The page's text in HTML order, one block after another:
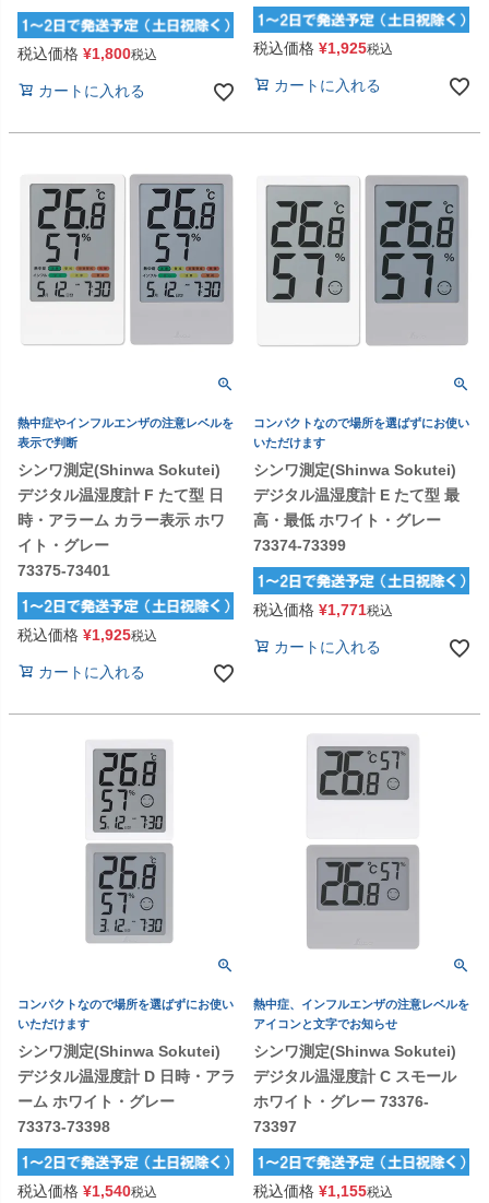
税込価格 ¥1,800税込
カートに入れる
税込価格 ¥1,925税込
カートに入れる
熱中症やインフルエンザの注意レベルを
表示で判断
シンワ測定(Shinwa Sokutei)
デジタル温湿度計 F たて型 日
時・アラーム カラー表示 ホワ
イト・グレー
73375-73401
税込価格 ¥1,925税込
カートに入れる
コンパクトなので場所を選ばずにお使い
いただけます
シンワ測定(Shinwa Sokutei)
デジタル温湿度計 E たて型 最
高・最低 ホワイト・グレー
73374-73399
税込価格 ¥1,771税込
カートに入れる
コンパクトなので場所を選ばずにお使い
いただけます
シンワ測定(Shinwa Sokutei)
デジタル温湿度計 D 日時・アラ
ーム ホワイト・グレー
73373-73398
税込価格 ¥1,540税込
熱中症、インフルエンザの注意レベルを
アイコンと文字でお知らせ
シンワ測定(Shinwa Sokutei)
デジタル温湿度計 C スモール
ホワイト・グレー 73376-
73397
税込価格 ¥1,155税込